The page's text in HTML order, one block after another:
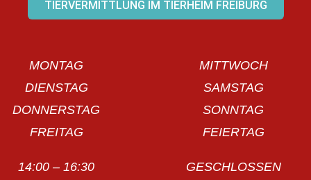
TIERVERMITTLUNG IM TIERHEIM FREIBURG
MONTAG
DIENSTAG
DONNERSTAG
FREITAG
14:00 – 16:30
MITTWOCH
SAMSTAG
SONNTAG
FEIERTAG
GESCHLOSSEN